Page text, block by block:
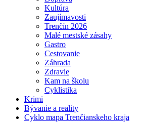
Kultúra
Zaujímavosti
Trenčín 2026
Malé mestské zásahy
Gastro
Cestovanie
Záhrada
Zdravie
Kam na školu
Cyklistika
Krimi
Bývanie a reality
Cyklo mapa Trenčianskeho kraja